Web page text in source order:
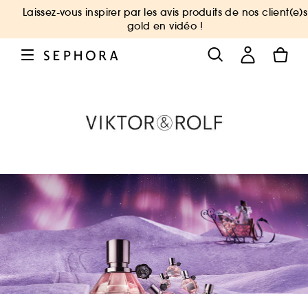
Laissez-vous inspirer par les avis produits de nos client(e)s
gold en vidéo !